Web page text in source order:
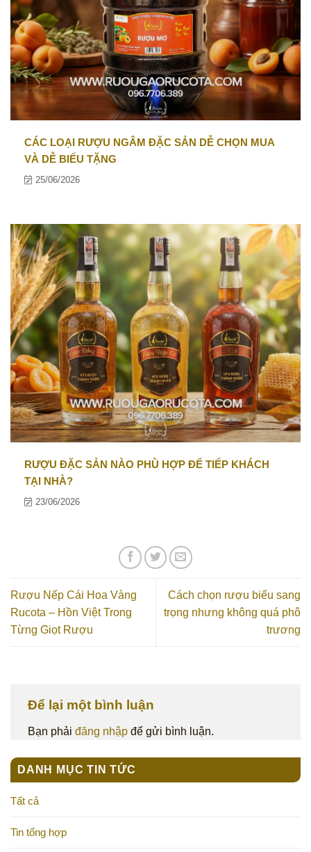
CÁC LOẠI RƯỢU NGÂM ĐẶC SẢN DỄ CHỌN MUA
VÀ DỄ BIẾU TẶNG
25/06/2026
RƯỢU ĐẶC SẢN NÀO PHÙ HỢP ĐỂ TIẾP KHÁCH
TẠI NHÀ?
23/06/2026
Rượu Nếp Cái Hoa Vàng
Rucota – Hồn Việt Trong
Từng Giọt Rượu
Cách chọn rượu biếu sang
trọng nhưng không quá phô
trương
Để lại một bình luận
Bạn phải đăng nhập để gửi bình luận.
DANH MỤC TIN TỨC
Tất cả
Tin tổng hợp